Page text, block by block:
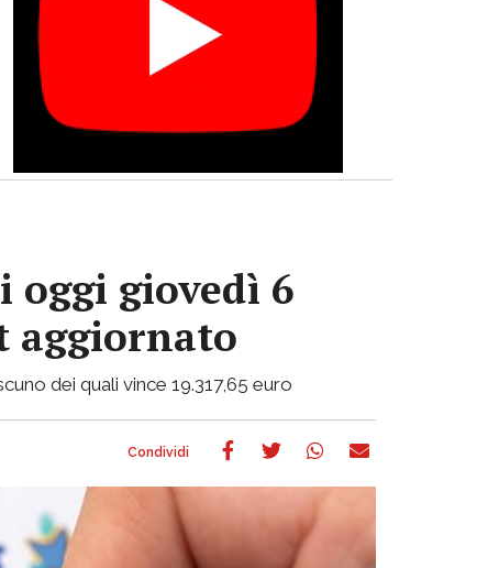
oggi giovedì 6
aggiornato
dei quali vince 19.317,65 euro